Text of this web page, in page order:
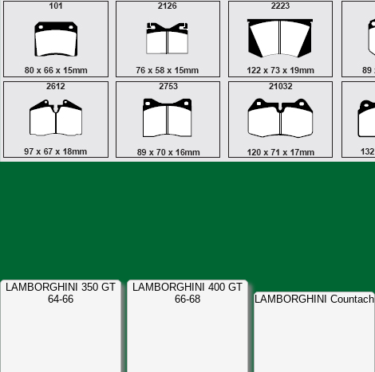
LAMBORGHINI 350 GT
64-66
LAMBORGHINI 400 GT
66-68
LAMBORGHINI Countach